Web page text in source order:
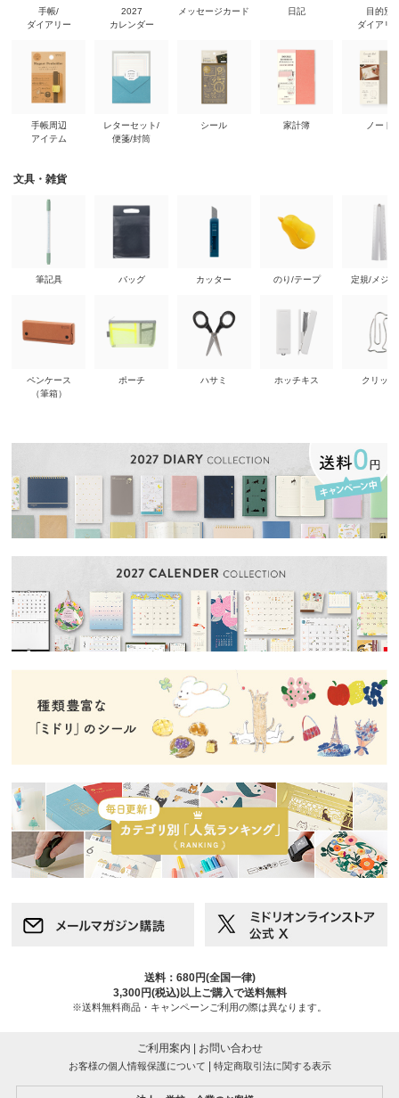
手帳/
ダイアリー
手帳周辺
アイテム
2027
カレンダー
レターセット/
便箋/封筒
メッセージカード
シール
日記
家計簿
目的別
ダイアリ
ノート
文具・雑貨
筆記具
ペンケース
（筆箱）
バッグ
ポーチ
カッター
ハサミ
のり/テープ
ホッチキス
定規/メジ
クリップ
送料：680円(全国一律)
3,300円(税込)以上ご購入で送料無料
※送料無料商品・キャンペーンご利用の際は異なります。
ご利用案内 お問い合わせ
お客様の個人情報保護について 特定商取引法に関する表示